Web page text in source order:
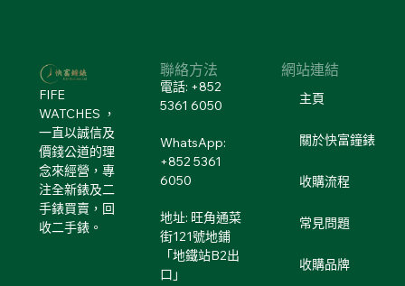
FIFE
WATCHES ，
一直以誠信及
價錢公道的理
念來經營，專
注全新錶及二
手錶買賣，回
收二手錶。
聯絡方法
電話: +852
5361 6050
WhatsApp:
+852 5361
6050
地址: 旺角通菜
街121號地鋪
「地鐵站B2出
口」
網站連結
主頁
關於快富鐘錶
收購流程
常見問題
收購品牌